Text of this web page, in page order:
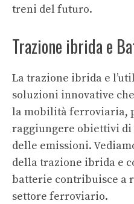
treni del futuro.
Trazione ibrida e
La trazione ibrida e
soluzioni innovative
la mobilità ferroviaria,
raggiungere obiettivi
delle emissioni.
della trazione ibrida e
batterie contribuisce a
settore ferroviario.